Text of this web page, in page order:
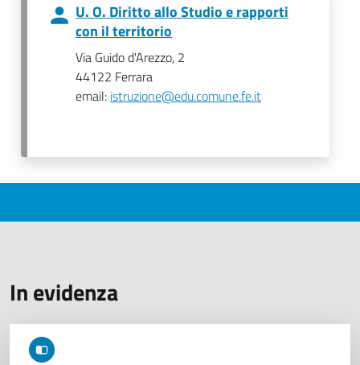
U. O. Diritto allo Studio e rapporti
con il territorio
Via Guido d'Arezzo, 2
44122 Ferrara
email: istruzione@edu.comune.fe.it
In evidenza